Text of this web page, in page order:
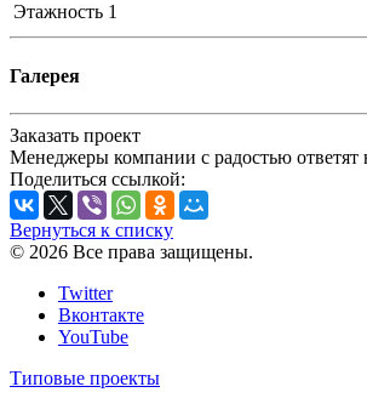
Этажность 1
Галерея
Заказать проект
Менеджеры компании с радостью ответят
Поделиться ссылкой:
Вернуться к списку
© 2026 Все права защищены.
Twitter
Вконтакте
YouTube
Типовые проекты